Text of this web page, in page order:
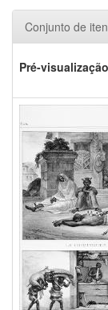
Conjunto de
Pré-visualização